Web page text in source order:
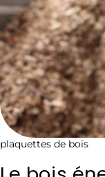
plaquettes de bois